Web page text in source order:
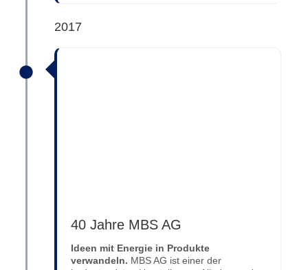
2017
40 Jahre MBS AG
Ideen mit Energie in Produkte
verwandeln. MBS AG ist einer der